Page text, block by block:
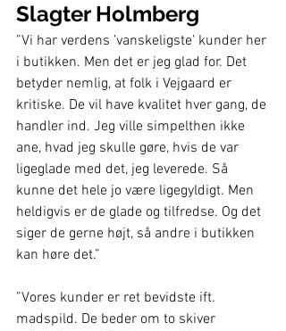
Slagter Holmberg
”Vi har verdens ’vanskeligste’ kunder her
i butikken. Men det er jeg glad for. Det
betyder nemlig, at folk i Vejgaard er
kritiske. De vil have kvalitet hver gang, de
handler ind. Jeg ville simpelthen ikke
ane, hvad jeg skulle gøre, hvis de var
ligeglade med det, jeg leverede. Så
kunne det hele jo være ligegyldigt. Men
heldigvis er de glade og tilfredse. Og det
siger de gerne højt, så andre i butikken
kan høre det.”
”Vores kunder er ret bevidste ift.
madspild. De beder om to skiver